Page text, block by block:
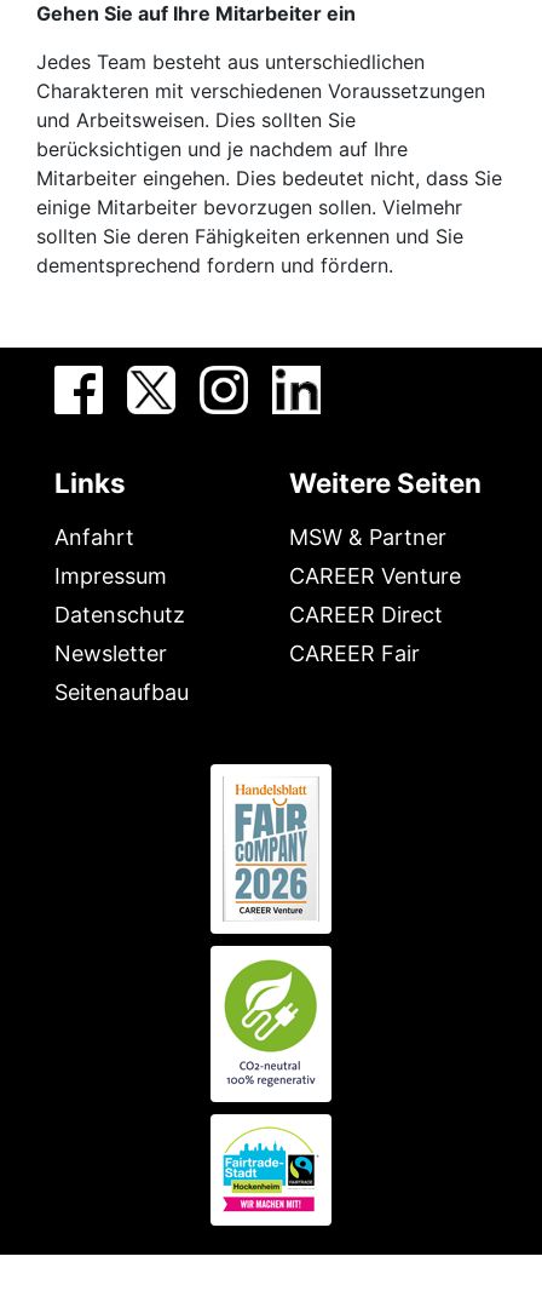
Gehen Sie auf Ihre Mitarbeiter ein
Jedes Team besteht aus unterschiedlichen
Charakteren mit verschiedenen Voraussetzungen
und Arbeitsweisen. Dies sollten Sie
berücksichtigen und je nachdem auf Ihre
Mitarbeiter eingehen. Dies bedeutet nicht, dass Sie
einige Mitarbeiter bevorzugen sollen. Vielmehr
sollten Sie deren Fähigkeiten erkennen und Sie
dementsprechend fordern und fördern.
Links
Anfahrt
Impressum
Datenschutz
Newsletter
Seitenaufbau
Weitere Seiten
MSW & Partner
CAREER Venture
CAREER Direct
CAREER Fair